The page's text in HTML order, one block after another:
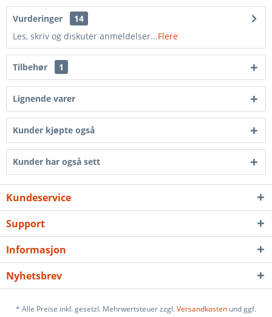
Vurderinger
14
Les, skriv og diskuter anmeldelser...Flere
Tilbehør 1
Lignende varer
Kunder kjøpte også
Kunder har også sett
Kundeservice
Support
Informasjon
Nyhetsbrev
* Alle Preise inkl. gesetzl. Mehrwertsteuer zzgl.Versandkosten und ggf.